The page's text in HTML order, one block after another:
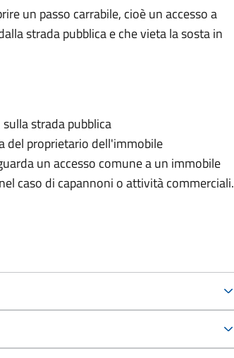
un passo carrabile, cioè un accesso a
strada pubblica e che vieta la sosta in
strada pubblica
proprietario dell'immobile
un accesso comune a un immobile
caso di capannoni o attività commerciali.